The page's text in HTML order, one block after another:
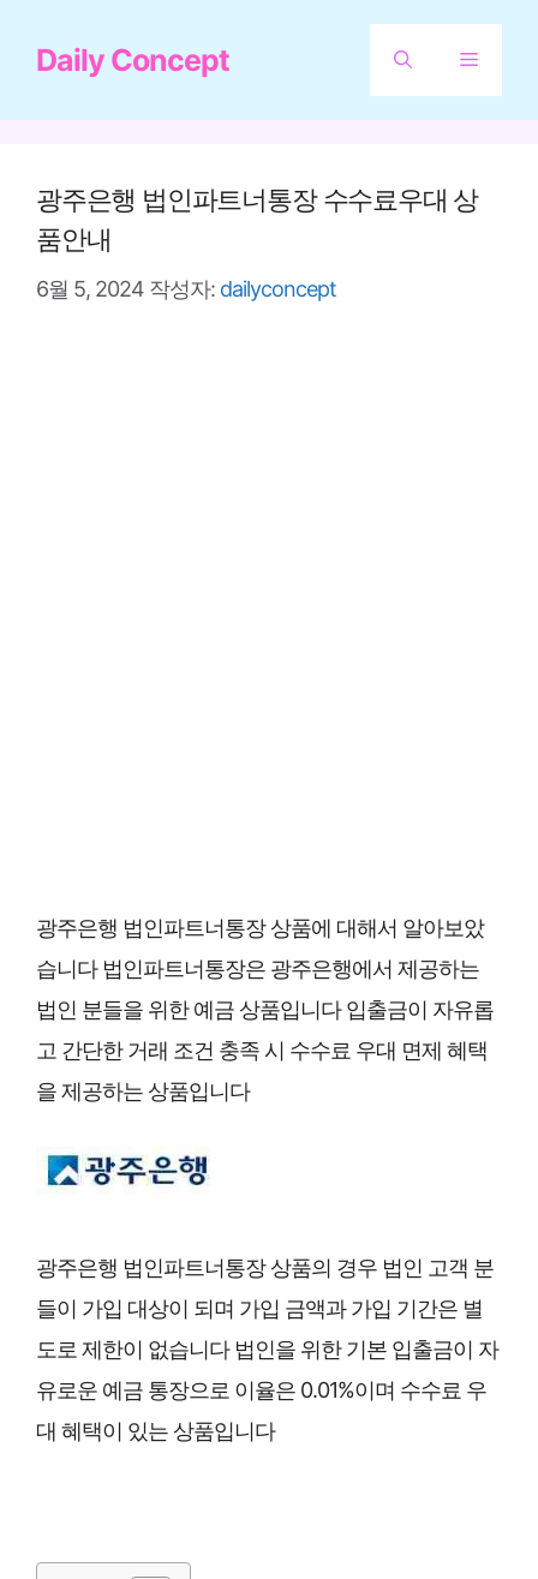
Daily Concept 메
광주은행 법인파트너통장 수수료우대 상
품안내
6월 5, 2024 작성자: dailyconcept
광주은행 법인파트너통장 상품에 대해서 알아보았
습니다 법인파트너통장은 광주은행에서 제공하는
법인 분들을 위한 예금 상품입니다 입출금이 자유롭
고 간단한 거래 조건 충족 시 수수료 우대 면제 혜택
을 제공하는 상품입니다
광주은행 법인파트너통장 상품의 경우 법인 고객 분
들이 가입 대상이 되며 가입 금액과 가입 기간은 별
도로 제한이 없습니다 법인을 위한 기본 입출금이 자
유로운 예금 통장으로 이율은 0.01%이며 수수료 우
대 혜택이 있는 상품입니다